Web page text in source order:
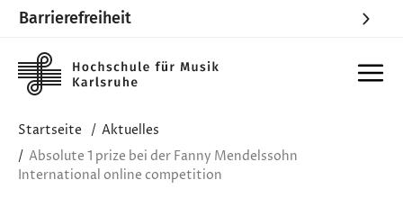
Barrierefreiheit
Startseite
Aktuelles
Absolute 1 prize bei der Fanny Mendelssohn
International online competition